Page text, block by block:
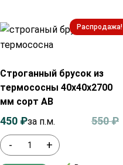
Распродажа!
Строганный брусок из
термососны 40х40х2700
мм сорт АВ
- +
550₽
450 ₽за п.м.